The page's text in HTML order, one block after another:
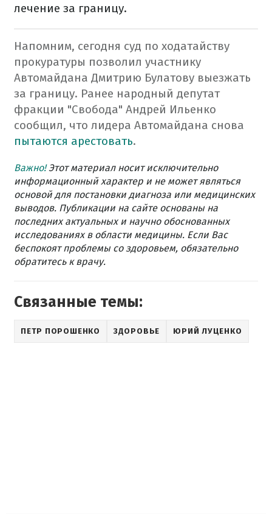
лечение за границу.
Напомним, сегодня суд по ходатайству
прокуратуры позволил участнику
Автомайдана Дмитрию Булатову выезжать
за границу. Ранее народный депутат
фракции "Свобода" Андрей Ильенко
сообщил, что лидера Автомайдана снова
пытаются арестовать.
Важно!Этот материал носит исключительно
информационный характер и не может являться
основой для постановки диагноза или медицинских
выводов. Публикации на сайте основаны на
последних актуальных и научно обоснованных
исследованиях в области медицины. Если Вас
беспокоят проблемы со здоровьем, обязательно
обратитесь к врачу.
Связанные темы:
ПЕТР ПОРОШЕНКО ЗДОРОВЬЕ ЮРИЙ ЛУЦЕНКО